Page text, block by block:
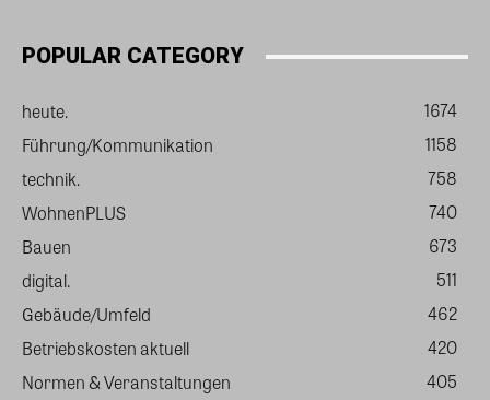
POPULAR CATEGORY
heute.
1674
Führung/Kommunikation
1158
technik.
758
WohnenPLUS
740
Bauen
673
digital.
511
Gebäude/Umfeld
462
Betriebskosten aktuell
420
Normen & Veranstaltungen
405